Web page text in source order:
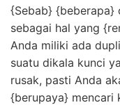
{Sebab} {beberapa}
sebagai hal yang
Anda miliki ada
suatu dikala kunci
rusak, pasti Anda
{berupaya} mencari